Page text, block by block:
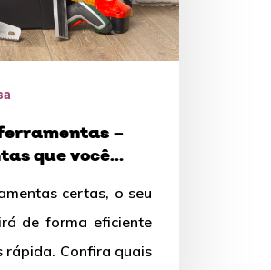
–
que você
certas, o seu
de forma eficiente
rápida. Confira quais